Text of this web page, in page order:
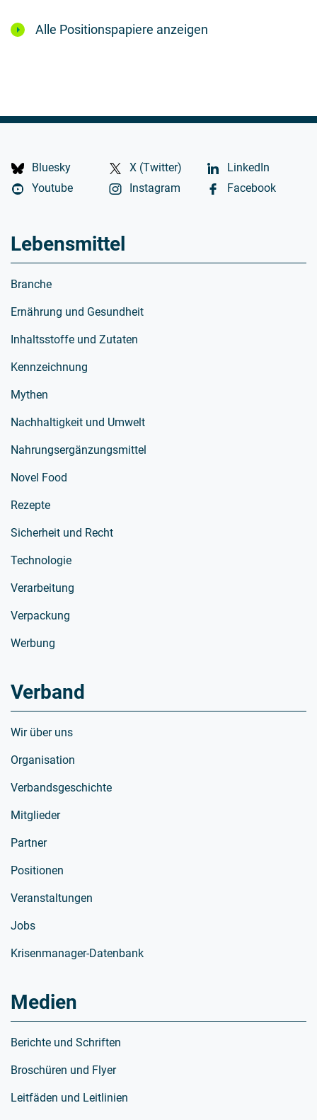
Alle Positionspapiere anzeigen
Bluesky X (Twitter)
LinkedIn
Youtube
Instagram Facebook
Lebensmittel
Branche
Ernährung und Gesundheit
Inhaltsstoffe und Zutaten
Kennzeichnung
Mythen
Nachhaltigkeit und Umwelt
Nahrungsergänzungsmittel
Novel Food
Rezepte
Sicherheit und Recht
Technologie
Verarbeitung
Verpackung
Werbung
Verband
Wir über uns
Organisation
Verbandsgeschichte
Mitglieder
Partner
Positionen
Veranstaltungen
Jobs
Krisenmanager-Datenbank
Medien
Berichte und Schriften
Broschüren und Flyer
Leitfäden und Leitlinien